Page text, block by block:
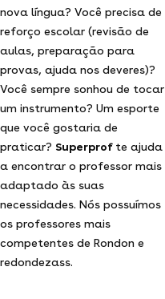
nova língua? Você precisa de
reforço escolar (revisão de
aulas, preparação para
provas, ajuda nos deveres)?
Você sempre sonhou de tocar
um instrumento? Um esporte
que você gostaria de
praticar? Superprof te ajuda
a encontrar o professor mais
adaptado às suas
necessidades. Nós possuímos
os professores mais
competentes de Rondon e
redondezass.